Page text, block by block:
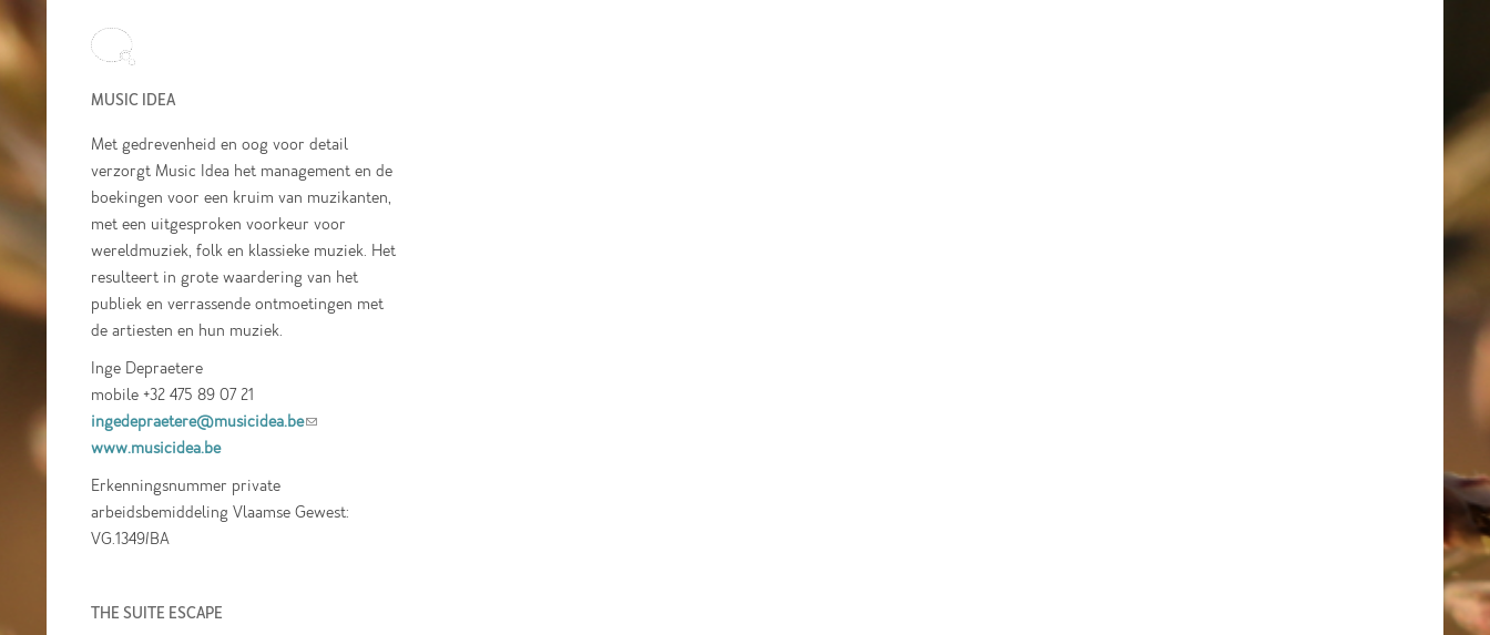
MUSIC IDEA
Met gedrevenheid en oog voor detail
verzorgt Music Idea het management en de
boekingen voor een kruim van muzikanten,
met een uitgesproken voorkeur voor
wereldmuziek, folk en klassieke muziek. Het
resulteert in grote waardering van het
publiek en verrassende ontmoetingen met
de artiesten en hun muziek.
Inge Depraetere
mobile +32 475 89 07 21
ingedepraetere@musicidea.be(link sends e-
www.musicidea.be
Erkenningsnummer private
arbeidsbemiddeling Vlaamse Gewest:
VG.1349/BA
THE SUITE ESCAPE